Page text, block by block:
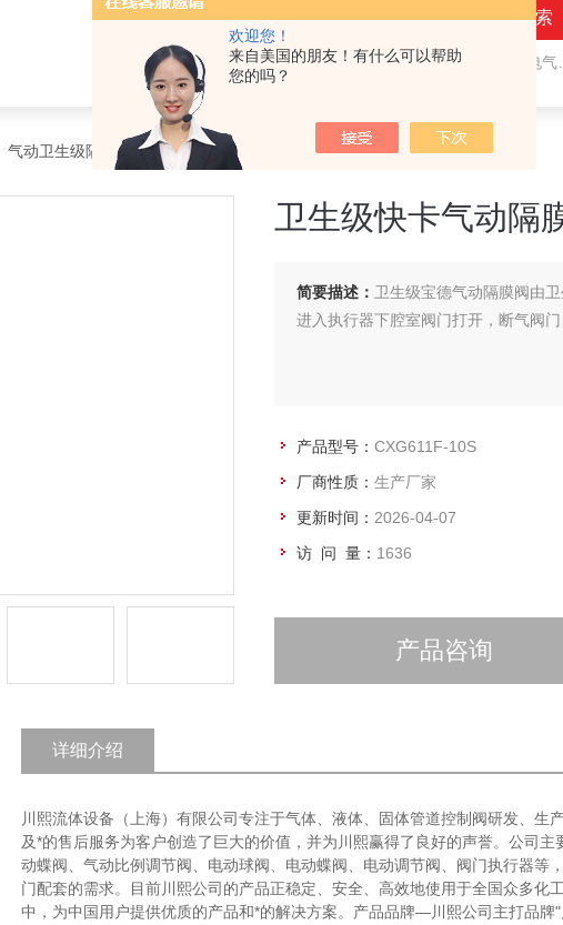
欢迎您！
来自美国的朋友！有什么可以帮助
您的吗？
热门关键词：气动隔膜阀,气动角座阀,电气动球阀,电气动蝶阀,比例调节阀
气动卫生级隔膜阀 > CXG611F-10S卫生级快卡气动隔膜阀
卫生级快卡气动隔
简要描述： 卫生级宝德气动隔膜阀由
进入执行器下腔室阀门打开，断气阀
产品型号： CXG611F-10S
厂商性质： 生产厂家
更新时间： 2026-04-07
访 问 量： 1636
产品咨询
详细介绍
川熙流体设备（上海）有限公司专注于气体、液体、固体管道控制阀研发、
及*的售后服务为客户创造了巨大的价值，并为川熙赢得了良好的声誉。公司
动蝶阀、气动比例调节阀、电动球阀、电动蝶阀、电动调节阀、阀门执行器等
门配套的需求。目前川熙公司的产品正稳定、安全、高效地使用于全国众多化
中，为中国用户提供优质的产品和*的解决方案。产品品牌—川熙公司主打品